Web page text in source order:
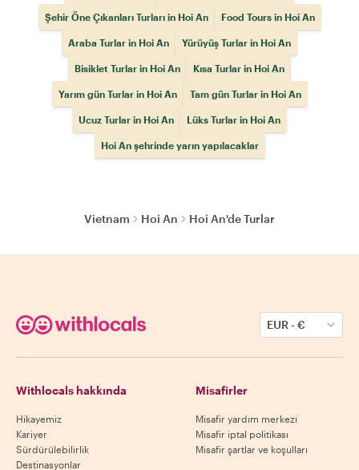
Şehir Öne Çıkanları Turları in Hoi An Food Tours in Hoi An
Araba Turlar in Hoi An Yürüyüş Turlar in Hoi An
Bisiklet Turlar in Hoi An Kısa Turlar in Hoi An
Yarım gün Turlar in Hoi An Tam gün Turlar in Hoi An
Ucuz Turlar in Hoi An Lüks Turlar in Hoi An
Hoi An şehrinde yarın yapılacaklar
Vietnam Hoi An Hoi An'de Turlar
EUR-€
Withlocals hakkında
Hikayemiz
Kariyer
Sürdürülebilirlik
Destinasyonlar
Misafirler
Misafir yardım merkezi
Misafir iptal politikası
Misafir şartlar ve koşulları